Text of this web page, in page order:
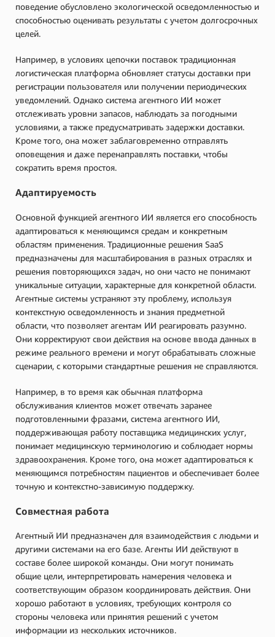
поведение обусловлено экологической осведомленностью и
способностью оценивать результаты с учетом долгосрочных
целей.
Например, в условиях цепочки поставок традиционная
логистическая платформа обновляет статусы доставки при
регистрации пользователя или получении периодических
уведомлений. Однако система агентного ИИ может
отслеживать уровни запасов, наблюдать за погодными
условиями, а также предусматривать задержки доставки.
Кроме того, она может заблаговременно отправлять
оповещения и даже перенаправлять поставки, чтобы
сократить время простоя.
Адаптируемость
Основной функцией агентного ИИ является его способность
адаптироваться к меняющимся средам и конкретным
областям применения. Традиционные решения SaaS
предназначены для масштабирования в разных отраслях и
решения повторяющихся задач, но они часто не понимают
уникальные ситуации, характерные для конкретной области.
Агентные системы устраняют эту проблему, используя
контекстную осведомленность и знания предметной
области, что позволяет агентам ИИ реагировать разумно.
Они корректируют свои действия на основе ввода данных в
режиме реального времени и могут обрабатывать сложные
сценарии, с которыми стандартные решения не справляются.
Например, в то время как обычная платформа
обслуживания клиентов может отвечать заранее
подготовленными фразами, система агентного ИИ,
поддерживающая работу поставщика медицинских услуг,
понимает медицинскую терминологию и соблюдает нормы
здравоохранения. Кроме того, она может адаптироваться к
меняющимся потребностям пациентов и обеспечивает более
точную и контекстно-зависимую поддержку.
Совместная работа
Агентный ИИ предназначен для взаимодействия с людьми и
другими системами на его базе. Агенты ИИ действуют в
составе более широкой команды. Они могут понимать
общие цели, интерпретировать намерения человека и
соответствующим образом координировать действия. Они
хорошо работают в условиях, требующих контроля со
стороны человека или принятия решений с учетом
информации из нескольких источников.